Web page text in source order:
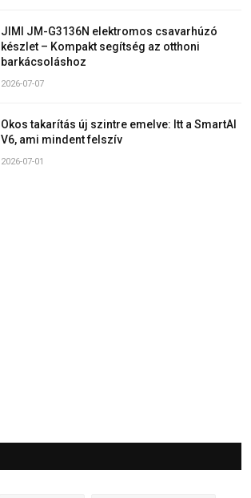
JIMI JM-G3136N elektromos csavarhúzó
készlet – Kompakt segítség az otthoni
barkácsoláshoz
2026-07-07
Okos takarítás új szintre emelve: Itt a SmartAI
V6, ami mindent felszív
2026-07-01